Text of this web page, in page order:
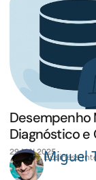
Desempenho
Diagnóstico e
29 MAI 2025Miguel
Business